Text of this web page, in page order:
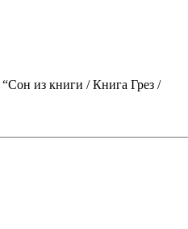
“Сон из книги / Книга Грез /